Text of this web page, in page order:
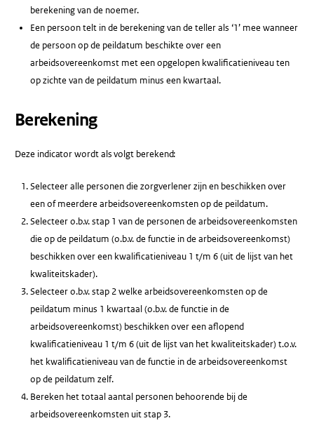
berekening van de noemer.
Een persoon telt in de berekening van de teller als ‘1’ mee wanneer
de persoon op de peildatum beschikte over een
arbeidsovereenkomst met een opgelopen kwalificatieniveau ten
op zichte van de peildatum minus een kwartaal.
Berekening
Deze indicator wordt als volgt berekend:
Selecteer alle personen die zorgverlener zijn en beschikken over
een of meerdere arbeidsovereenkomsten op de peildatum.
Selecteer o.b.v. stap 1 van de personen de arbeidsovereenkomsten
die op de peildatum (o.b.v. de functie in de arbeidsovereenkomst)
beschikken over een kwalificatieniveau 1 t/m 6 (uit de lijst van het
kwaliteitskader).
Selecteer o.b.v. stap 2 welke arbeidsovereenkomsten op de
peildatum minus 1 kwartaal (o.b.v. de functie in de
arbeidsovereenkomst) beschikken over een aflopend
kwalificatieniveau 1 t/m 6 (uit de lijst van het kwaliteitskader) t.o.v.
het kwalificatieniveau van de functie in de arbeidsovereenkomst
op de peildatum zelf.
Bereken het totaal aantal personen behoorende bij de
arbeidsovereenkomsten uit stap 3.